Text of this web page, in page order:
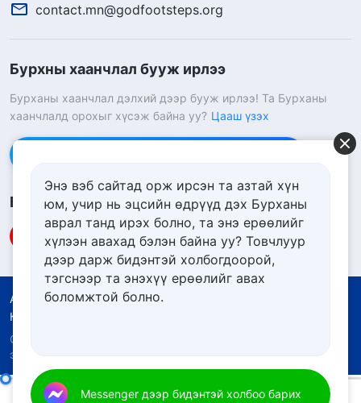
contact.mn@godfootsteps.org
Бурхны хаанчлал бууж ирлээ
Бурханы хаанчлал дэлхий дээр бууж ирлээ! Та Бурханы
хаанчлалд орохыг хүсэж байна уу? Цааш үзэх
Биднийг дагах
Ашиглалтын нөхцөлүүд
Нууцлалын бодлого
Кредит
Copyright © 2026
эрх хуулиар хамгаалагдсан.
Энэ вэб сайтад орж ирсэн та азтай хүн
юм, учир нь эцсийн өдрүүд дэх Бурханы
аврал танд ирэх болно, та энэ ерѳѳлийг
хүлээн авахад бэлэн байна уу? Товчлуур
дээр дарж бидэнтэй холбогдоорой,
тэгснээр та энэхүү ерѳѳлийг авах
боломжтой болно.
Messenger дээр бидэнтэй холбоо барих
Бурханы өнөөдрийн ажлыг мэдэж байгаа хүмүүс л Бурханд үйлчилж чадна